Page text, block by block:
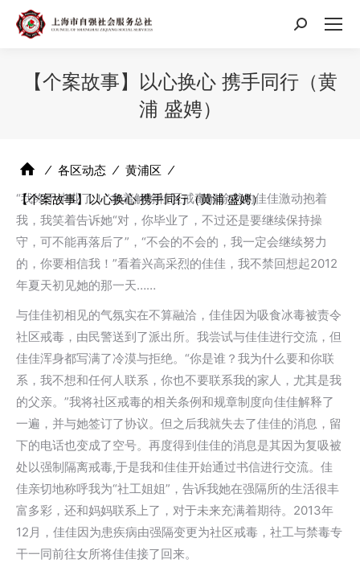
搜
【个案故事】以心换心 携手同行（黄
浦 盛娉）
⁄ 各区动态 ⁄ 黄浦区 ⁄
【个案故事】以心换心 携手同行（黄浦 盛娉）
“我终于毕业了！”拿着解除社区戒毒解除书的佳佳激动抱着
我，我笑着告诉她“对，你毕业了，不过还是要继续保持操
守，可不能再落后了”，“不会的不会的，我一定会继续努力
的，你要相信我！”看着兴高采烈的佳佳，我不禁回想起2012
年夏天初见她的那一天……
与佳佳初相见的气氛实在不算融洽，佳佳因为吸食冰毒被责令
社区戒毒，由民警送到了派出所。我尝试与佳佳进行交流，但
佳佳浑身都写满了冷漠与拒绝。“你是谁？我为什么要和你联
系，我不想和任何人联系，你也不要联系我的家人，尤其是我
的父亲。”我将社区戒毒的相关条例和规章制度向佳佳解释了
一遍，并与她签订了协议。但之后我就失去了佳佳的消息，留
下的电话也变成了空号。再度得到佳佳的消息是其因为复吸被
处以强制隔离戒毒,于是我和佳佳开始通过书信进行交流。佳
佳亲切地称呼我为“社工姐姐”，告诉我她在强隔所的生活很丰
富多彩，还和妈妈联系上了，对于未来充满着期待。2013年
12月，佳佳因为患疾病由强隔变更为社区戒毒，社工与禁毒专
干一同前往女所将佳佳接了回来。